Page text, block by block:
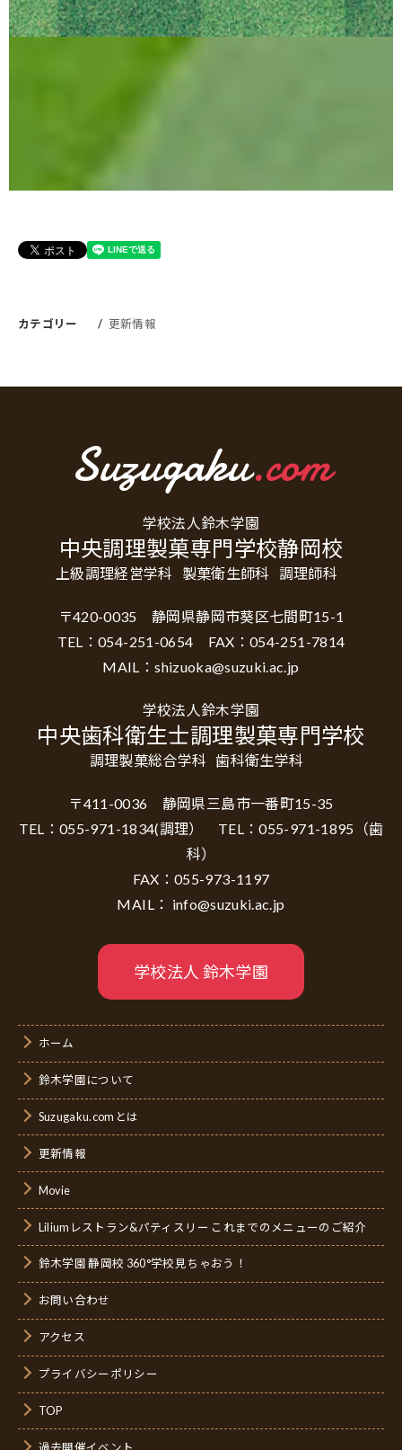
カテゴリー 更新情報
Suzugaku.com
学校法人鈴木学園
中央調理製菓専門学校静岡校
上級調理経営学科 製菓衛生師科 調理師科
〒420-0035 静岡県静岡市葵区七間町15-1
TEL：054-251-0654 FAX：054-251-7814
MAIL：shizuoka@suzuki.ac.jp
学校法人鈴木学園
中央歯科衛生士調理製菓専門学校
調理製菓総合学科 歯科衛生学科
〒411-0036 静岡県三島市一番町15-35
TEL：055-971-1834(調理） TEL：055-971-1895（歯
科）
FAX：055-973-1197
MAIL： info@suzuki.ac.jp
学校法人 鈴木学園
ホーム
鈴木学園について
Suzugaku.comとは
更新情報
Movie
Liliumレストラン&パティスリー これまでのメニューのご紹介
鈴木学園 静岡校 360°学校見ちゃおう！
お問い合わせ
アクセス
プライバシーポリシー
TOP